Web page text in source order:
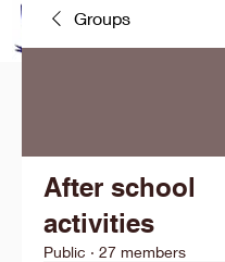
Groups
After school
activities
Public · 27 members